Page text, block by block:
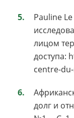
Pauline
лицом
доступа:
centre-
долг и